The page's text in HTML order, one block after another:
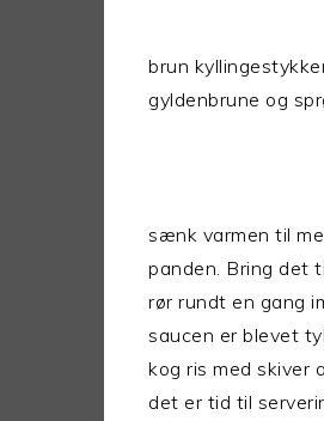
brun
gyldenbrune og
sænk varmen til
panden. Bring det
rør rundt en gang
saucen er blevet
kog ris med skiver
det er tid til